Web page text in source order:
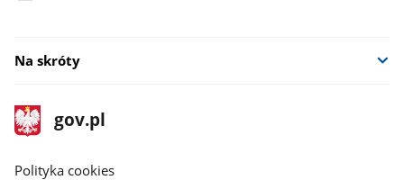
Na skróty
stopka
gov.pl
Strona
gov.pl
gov.pl
Polityka cookies